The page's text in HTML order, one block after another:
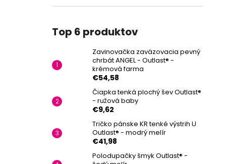
Top 6 produktov
Zavinovačka zaväzovacia pevný
chrbát ANGEL - Outlast® -
krémová farma
€54,58
Čiapka tenká plochý šev Outlast®
- ružová baby
€9,62
Tričko pánske KR tenké výstrih U
Outlast® - modrý melír
€41,98
Polodupačky šmyk Outlast® -